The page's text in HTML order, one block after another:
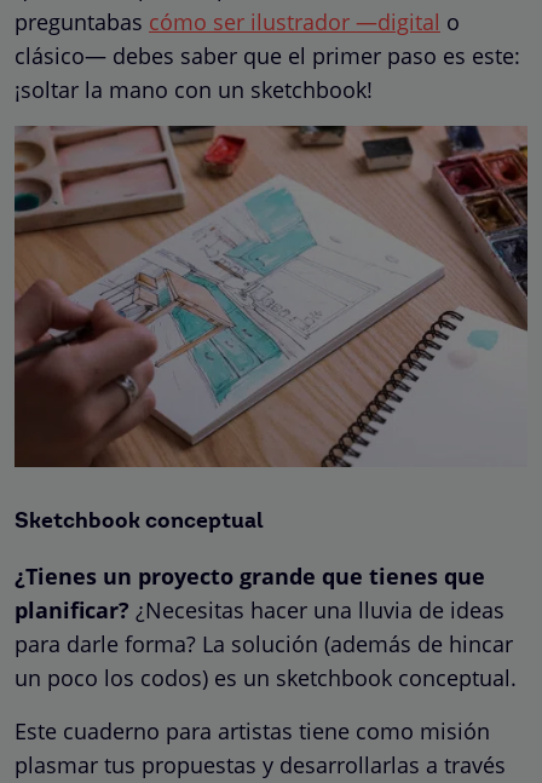
preguntabas cómo ser ilustrador —digital o
clásico— debes saber que el primer paso es este:
¡soltar la mano con un sketchbook!
Sketchbook conceptual
¿Tienes un proyecto grande que tienes que
planificar? ¿Necesitas hacer una lluvia de ideas
para darle forma? La solución (además de hincar
un poco los codos) es un sketchbook conceptual.
Este cuaderno para artistas tiene como misión
plasmar tus propuestas y desarrollarlas a través